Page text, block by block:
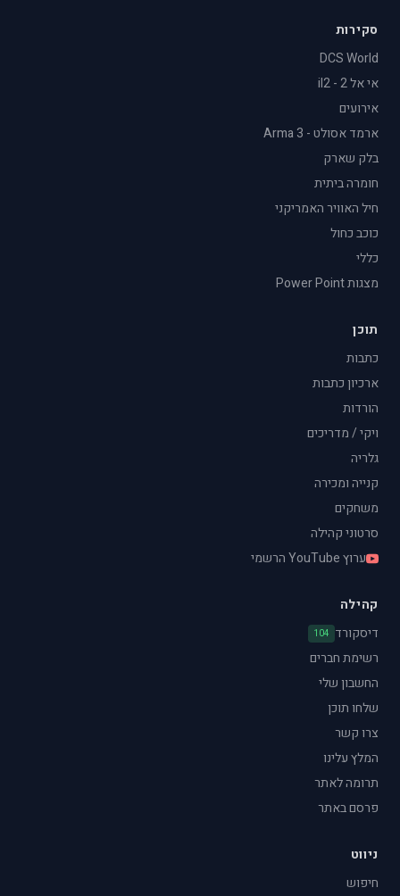
סקירות
DCS World
אי אל 2 - il2
אירועים
ארמד אסולט - Arma 3
בלק שארק
חומרה ביתית
חיל האוויר האמריקני
כוכב כחול
כללי
מצגות Power Point
תוכן
כתבות
ארכיון כתבות
הורדות
ויקי / מדריכים
גלריה
קנייה ומכירה
משחקים
סרטוני קהילה
ערוץ YouTube הרשמי
קהילה
דיסקורד 104
רשימת חברים
החשבון שלי
שלחו תוכן
צרו קשר
המלץ עלינו
תרומה לאתר
פרסם באתר
ניווט
חיפוש